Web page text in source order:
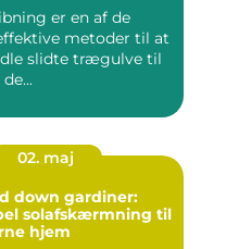
er en af de
metoder til at
slidte trægulve til
02. maj
down gardiner:
solafskærmning til
hjem